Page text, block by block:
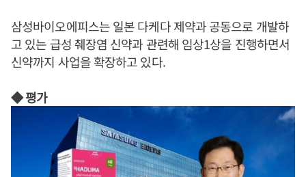
삼성바이오에피스는 일본 다케다 제약과 공동으로 개발하
고 있는 급성 췌장염 신약과 관련해 임상1상을 진행하면서
신약까지 사업을 확장하고 있다.
◆ 평가